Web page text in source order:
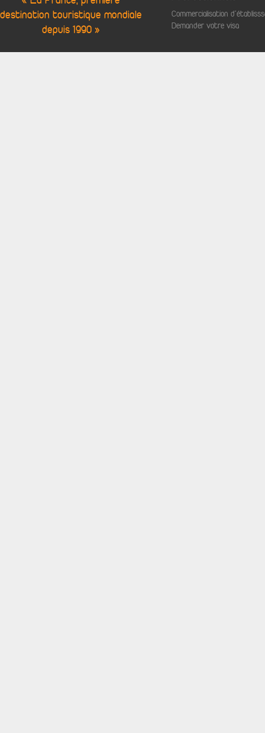
destination touristique mondiale
depuis 1990 »
Commercialisation
Demander votre visa